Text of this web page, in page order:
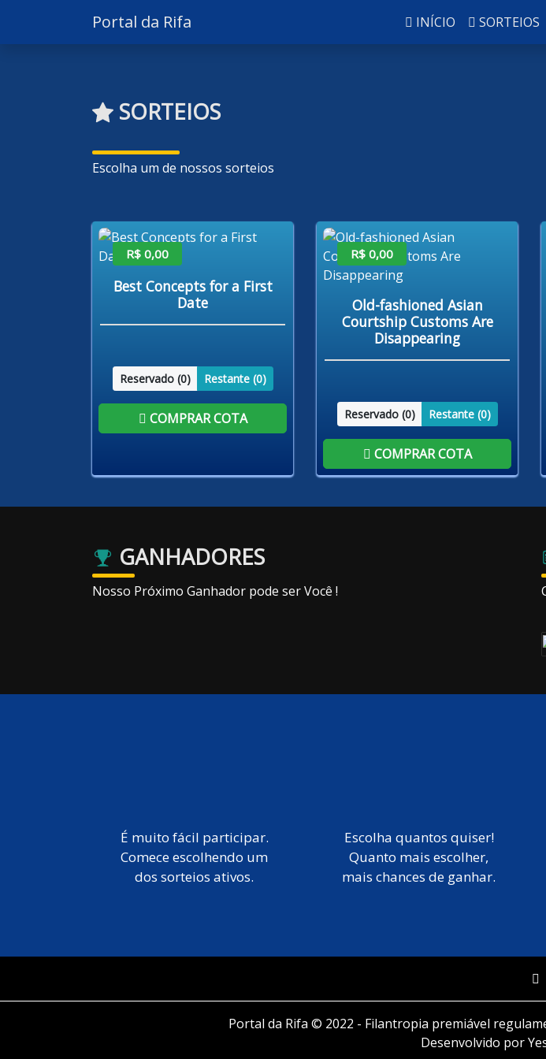
Portal da Rifa INÍCIO SORTEIOS
SORTEIOS
Escolha um de nossos sorteios
R$ 0,00
Best Concepts for a First
Date
Reservado (0) Restante (0)
COMPRAR COTA
R$ 0,00
Old-fashioned Asian
Courtship Customs Are
Disappearing
Reservado (0) Restante (0)
COMPRAR COTA
GANHADORES
Nosso Próximo Ganhador pode ser Você !
É muito fácil participar.
Comece escolhendo um
dos sorteios ativos.
Escolha quantos quiser!
Quanto mais escolher,
mais chances de ganhar.
Portal da Rifa © 2022 - Filantropia premiável
Desenvolvido por